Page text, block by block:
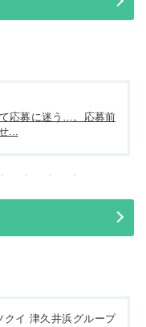
応募に迷う…。応募前
...
クイ 津久井浜グループ